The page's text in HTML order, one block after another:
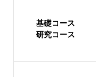
基礎コース
研究コース